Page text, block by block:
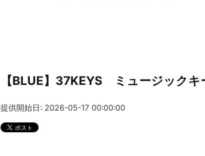
【BLUE】37KEYS ミュージックキ
提供開始日: 2026-05-17 00:00:00